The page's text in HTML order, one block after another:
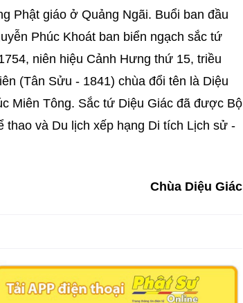
Phật giáo ở Quảng Ngãi. Buổi ban đầu
Phúc Khoát ban biển ngạch sắc tứ
niên hiệu Cảnh Hưng thứ 15, triều
(Tân Sửu - 1841) chùa đổi tên là Diệu
Miên Tông. Sắc tứ Diệu Giác đã được Bộ
thao và Du lịch xếp hạng Di tích Lịch sử -
Chùa Diệu Giác